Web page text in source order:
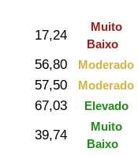
17,24
Muito
Baixo
56,80 Moderado
57,50 Moderado
67,03 Elevado
39,74
Muito
Baixo